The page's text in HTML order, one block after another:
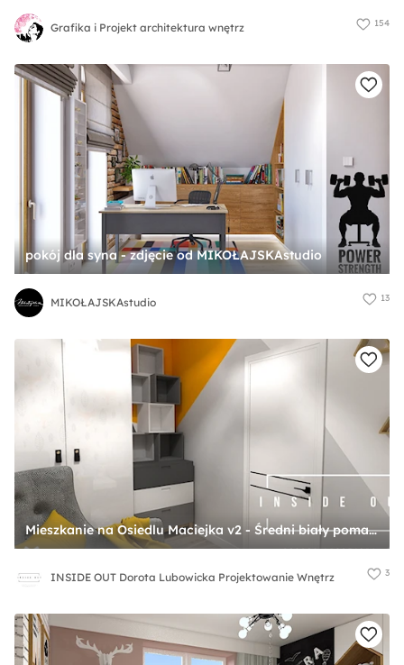
Grafika i Projekt architektura wnętrz 154
pokój dla syna - zdjęcie od MIKOŁAJSKAstudio
MIKOŁAJSKAstudio 13
Mieszkanie na Osiedlu Maciejka v2 - Średni biały pomarańczowy szary pokój dziecka dla nastolatka dla chłopca dla dziewczynki, styl skandynawski - zdjęcie od INSIDE OUT Dorota Lubowicka Projektowanie Wnętrz
INSIDE OUT Dorota Lubowicka Projektowanie Wnętrz 3